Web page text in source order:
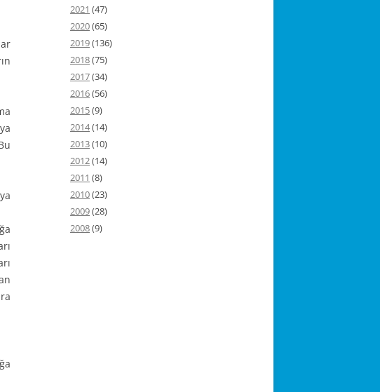
2021 (47)
2020(65)
2019(136)
2018(75)
2017(34)
2016(56)
2015(9)
2014(14)
2013(10)
2012(14)
2011 (8)
2010(23)
2009(28)
2008(9)